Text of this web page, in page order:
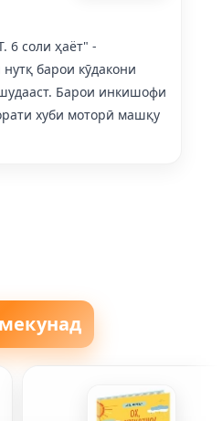
6 соли ҳаёт" -
барои кӯдакони
Барои инкишофи
хуби моторӣ машқу